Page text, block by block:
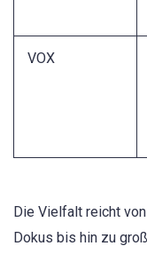
VOX
Die Vielfalt reicht
Dokus bis hin zu